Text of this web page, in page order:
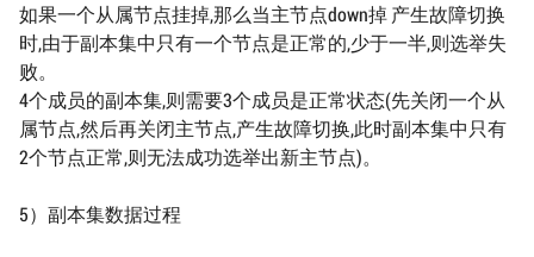
如果一个从属节点挂掉,那么当主节点down掉 产生故障切换
时,由于副本集中只有一个节点是正常的,少于一半,则选举失
败。
4个成员的副本集,则需要3个成员是正常状态(先关闭一个从
属节点,然后再关闭主节点,产生故障切换,此时副本集中只有
2个节点正常,则无法成功选举出新主节点)。
5）副本集数据过程